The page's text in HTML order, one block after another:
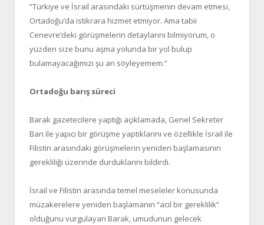
”Türkiye ve İsrail arasındaki sürtüşmenin devam etmesi,
Ortadoğu’da istikrara hizmet etmiyor. Ama tabii
Cenevre’deki görüşmelerin detaylarını bilmiyorum, o
yüzden size bunu aşma yolunda bir yol bulup
bulamayacağımızı şu an söyleyemem.”
Ortadoğu barış süreci
Barak gazetecilere yaptığı açıklamada, Genel Sekreter
Ban ile yapıcı bir görüşme yaptıklarını ve özellikle İsrail ile
Filistin arasındaki görüşmelerin yeniden başlamasının
gerekliliği üzerinde durduklarını bildirdi.
İsrail ve Filistin arasında temel meseleler konusunda
müzakerelere yeniden başlamanın “acil bir gereklilik”
olduğunu vurgulayan Barak, umudunun gelecek